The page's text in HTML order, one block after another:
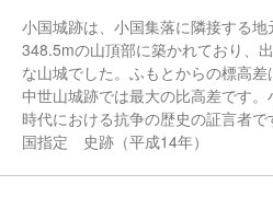
小国城跡は、小国集落に隣接する
348.5mの山頂部に築かれており、
な山城でした。ふもとからの標高
中世山城跡では最大の比高差です
時代における抗争の歴史の証言者で
国指定 史跡（平成14年）